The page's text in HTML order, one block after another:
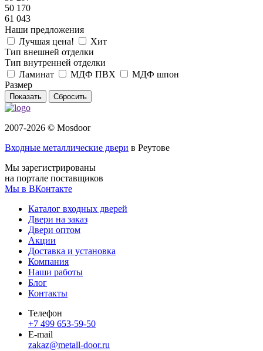
50 170
61 043
Наши предложения
Лучшая цена!
Хит
Тип внешней отделки
Тип внутренней отделки
Ламинат
МДФ ПВХ
МДФ шпон
Размер
Сбросить
2007-2026 © Mosdoor
Входные металлические двери в Реутове
Мы зарегистрированы
на портале поставщиков
Мы в ВКонтакте
Каталог входных дверей
Двери на заказ
Двери оптом
Акции
Доставка и установка
Компания
Наши работы
Блог
Контакты
Телефон
+7 499 653-59-50
E-mail
zakaz@metall-door.ru